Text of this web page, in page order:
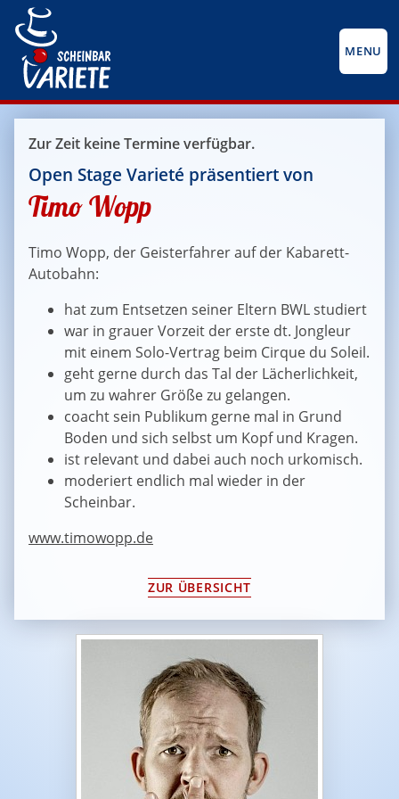
MENU
Zur Zeit keine Termine verfügbar.
Open Stage Varieté präsentiert von
Timo Wopp
Timo Wopp, der Geisterfahrer auf der Kabarett-
Autobahn:
hat zum Entsetzen seiner Eltern BWL studiert
war in grauer Vorzeit der erste dt. Jongleur
mit einem Solo-Vertrag beim Cirque du Soleil.
geht gerne durch das Tal der Lächerlichkeit,
um zu wahrer Größe zu gelangen.
coacht sein Publikum gerne mal in Grund
Boden und sich selbst um Kopf und Kragen.
ist relevant und dabei auch noch urkomisch.
moderiert endlich mal wieder in der
Scheinbar.
www.timowopp.de
ZUR ÜBERSICHT